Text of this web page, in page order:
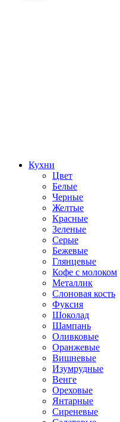
Кухни
Цвет
Белые
Черные
Желтые
Красные
Зеленые
Серые
Бежевые
Глянцевые
Кофе с молоком
Металлик
Слоновая кость
Фуксия
Шоколад
Шампань
Оливковые
Оранжевые
Вишневые
Изумрудные
Венге
Ореховые
Янтарные
Сиреневые